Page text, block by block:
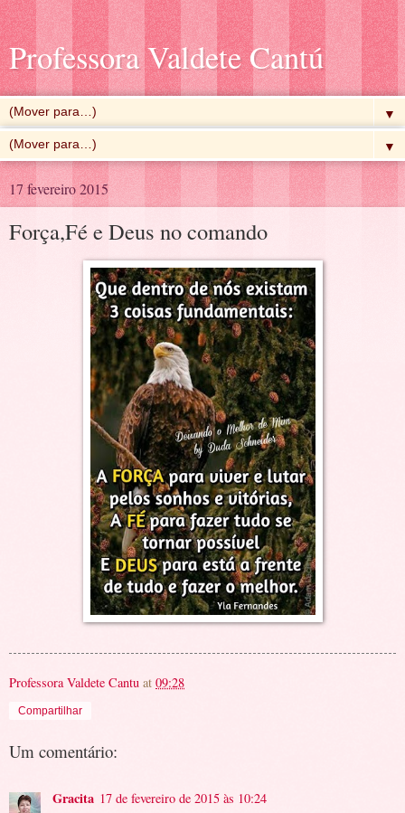
Professora Valdete Cantú
▼
▼
17 fevereiro 2015
Força,Fé e Deus no comando
Professora Valdete Cantu at 09:28
Compartilhar
Um comentário:
Gracita 17 de fevereiro de 2015 às 10:24